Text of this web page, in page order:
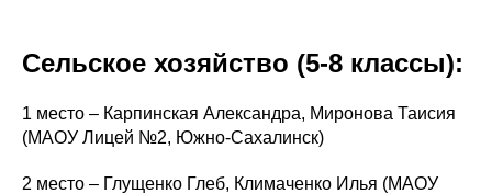
Сельское хозяйство (5-8 классы):
1 место – Карпинская Александра, Миронова Таисия
(МАОУ Лицей №2, Южно-Сахалинск)
2 место – Глущенко Глеб, Климаченко Илья (МАОУ